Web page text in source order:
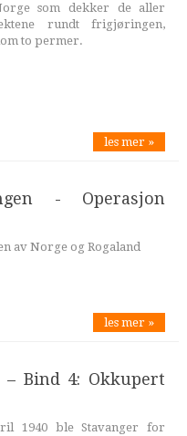
som dekker de aller
rundt frigjøringen,
to permer.
les mer »
- Operasjon
av Norge og Rogaland
les mer »
Bind 4: Okkupert
1940 ble Stavanger for